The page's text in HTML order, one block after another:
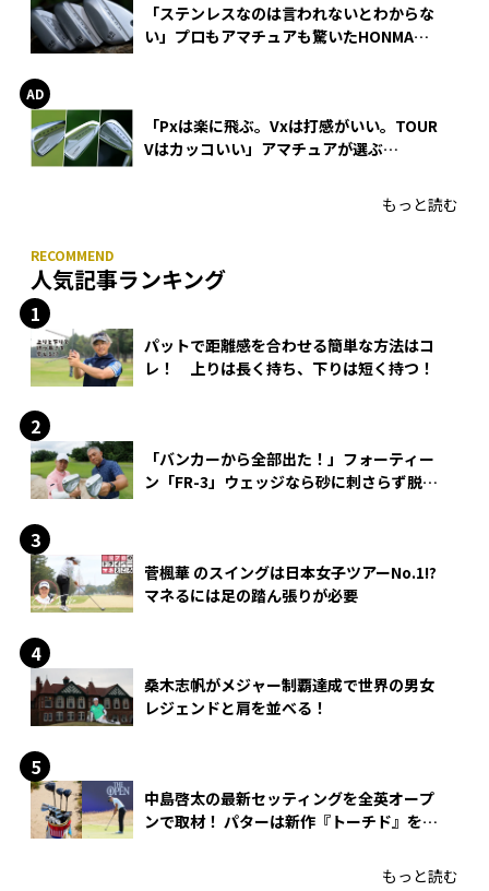
「ステンレスなのは言われないとわからな
い」プロもアマチュアも驚いたHONMA
「Pxは楽に飛ぶ。Vxは打感がいい。TOUR
Vはカッコいい」アマチュアが選ぶ
もっと読む
人気記事ランキング
パットで距離感を合わせる簡単な方法はコ
レ！ 上りは長く持ち、下りは短く持つ！
「バンカーから全部出た！」フォーティー
ン「FR-3」ウェッジなら砂に刺さらず脱出
菅楓華 のスイングは日本女子ツアーNo.1!?
マネるには足の踏ん張りが必要
桑木志帆がメジャー制覇達成で世界の男女
レジェンドと肩を並べる！
中島啓太の最新セッティングを全英オープ
ンで取材！ パターは新作『トーチド』を投
もっと読む